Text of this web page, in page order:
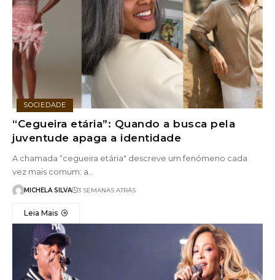
SOCIEDADE
“Cegueira etária”: Quando a busca pela
juventude apaga a identidade
A chamada “cegueira etária" descreve um fenómeno cada
vez mais comum: a…
MICHELA SILVA 3 SEMANAS ATRÁS
Leia Mais